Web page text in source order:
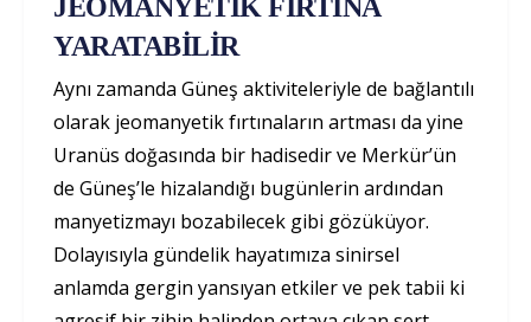
JEOMANYETİK FIRTINA
YARATABİLİR
Aynı zamanda Güneş aktiviteleriyle de bağlantılı
olarak jeomanyetik fırtınaların artması da yine
Uranüs doğasında bir hadisedir ve Merkür’ün
de Güneş’le hizalandığı bugünlerin ardından
manyetizmayı bozabilecek gibi gözüküyor.
Dolayısıyla gündelik hayatımıza sinirsel
anlamda gergin yansıyan etkiler ve pek tabii ki